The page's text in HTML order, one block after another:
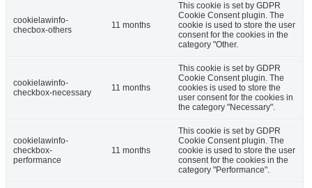
cookielawinfo-
checbox-others
11 months
This cookie is set by GDPR
Cookie Consent plugin. The
cookie is used to store the user
consent for the cookies in the
category "Other.
cookielawinfo-
checkbox-necessary
11 months
This cookie is set by GDPR
Cookie Consent plugin. The
cookies is used to store the
user consent for the cookies in
the category "Necessary".
cookielawinfo-
checkbox-
performance
11 months
This cookie is set by GDPR
Cookie Consent plugin. The
cookie is used to store the user
consent for the cookies in the
category "Performance".